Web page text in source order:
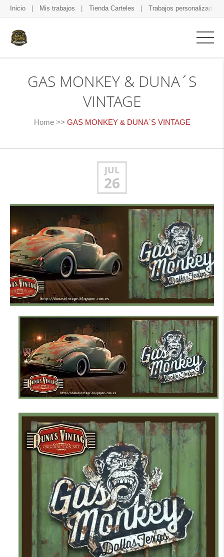
Inicio Mis trabajos Tienda Carteles Trabajos personalizados
GAS MONKEY & DUNA´S
VINTAGE
Home >> GAS MONKEY & DUNA´S VINTAGE
JUL
26